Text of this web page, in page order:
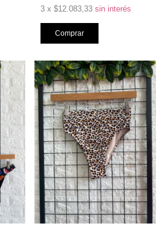
3 x $12.083,33 sin interés